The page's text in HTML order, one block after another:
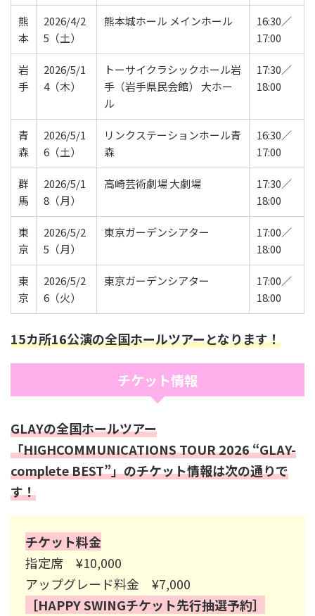
熊
本
2026/4/2
5（土）
熊本城ホール メインホール
16:30／
17:00
岩
手
2026/5/1
4（木）
トーサイクラシックホール岩
手（岩手県民会館） 大ホー
ル
17:30／
18:00
青
森
2026/5/1
6（土）
リンクステーションホール青
森
16:30／
17:00
群
馬
2026/5/1
8（月）
高崎芸術劇場 大劇場
17:30／
18:00
東
京
2026/5/2
5（月）
東京ガーデンシアター
17:00／
18:00
東
京
2026/5/2
6（火）
東京ガーデンシアター
17:00／
18:00
15カ所16公演の全国ホールツアーとなります！
チケット情報
GLAYの全国ホールツアー
「HIGHCOMMUNICATIONS TOUR 2026 “GLAY-
complete BEST”」のチケット情報は次の通りで
す！
チケット料金
指定席 ¥10,000
アップグレード料金 ¥7,000
［HAPPY SWINGチケット先行抽選予約］